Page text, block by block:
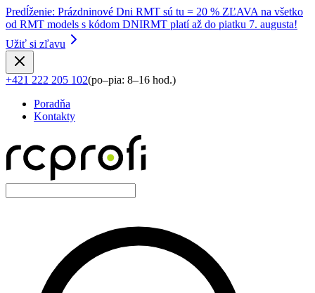
Predĺženie: Prázdninové Dni RMT sú tu = 20 % ZĽAVA na všetko
od RMT models s kódom DNIRMT platí až do piatku 7. augusta!
Užiť si zľavu
+421 222 205 102(po–pia: 8–16 hod.)
Poradňa
Kontakty